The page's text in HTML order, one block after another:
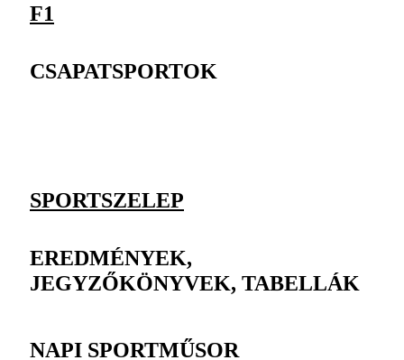
F1
CSAPATSPORTOK
SPORTSZELEP
EREDMÉNYEK,
JEGYZŐKÖNYVEK, TABELLÁK
NAPI SPORTMŰSOR